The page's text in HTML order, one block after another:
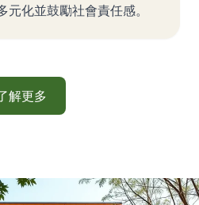
化並鼓勵社會責任感。
解更多